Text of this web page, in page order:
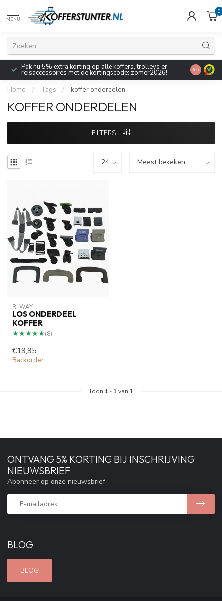
MENU
0
Pak nu 5% extra korting op alle koffers, trolleys en
reisaccessoires met de kortingscode: zomer2026! 9.5
Home / Tags / koffer onderdelen
KOFFER ONDERDELEN
FILTERS
R-WAY
LOS ONDERDEEL
KOFFER
★★★★★
★★★★★(8)
€19,95
Backorder
Toon 1 - 1 van 1
BLOG
BLOG
ONTVANG 5% KORTING BIJ INSCHRIJVING
NIEUWSBRIEF
Abonneer op onze nieuwsbrief